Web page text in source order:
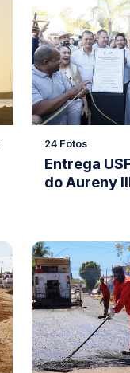
24 Fotos
Entrega
do Aureny